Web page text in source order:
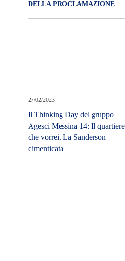
DELLA PROCLAMAZIONE
27/02/2023
Il Thinking Day del gruppo
Agesci Messina 14: Il quartiere
che vorrei. La Sanderson
dimenticata